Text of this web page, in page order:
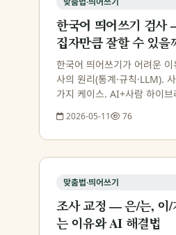
한국어 띄어쓰기 검
집자만큼 잘할 수 있을
한국어 띄어쓰기가 어려운
사의 원리(통계·규칙·LLM).
가지 케이스. AI+사람 하이
2026-05-11 76
맞춤법·띄어쓰기
조사 교정 — 은/는, 이/
는 이유와 AI 해결법